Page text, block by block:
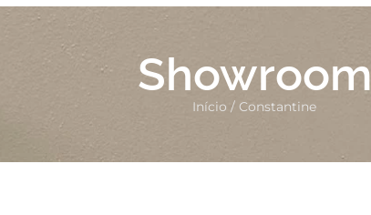
Showroom
Início / Constantine